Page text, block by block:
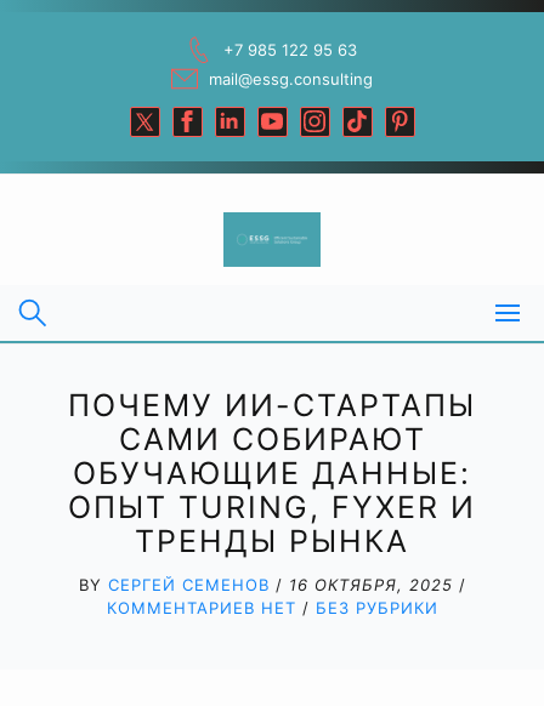
+7 985 122 95 63
mail@essg.consulting
ПОЧЕМУ ИИ-СТАРТАПЫ
САМИ СОБИРАЮТ
ОБУЧАЮЩИЕ ДАННЫЕ:
ОПЫТ TURING, FYXER И
ТРЕНДЫ РЫНКА
BY СЕРГЕЙ СЕМЕНОВ / 16 ОКТЯБРЯ, 2025 /
КОММЕНТАРИЕВ НЕТ / БЕЗ РУБРИКИ